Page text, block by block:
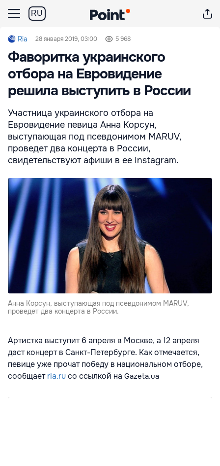
RU
Ria 28 января 2019, 03:00 5 968
Фаворитка украинского
отбора на Евровидение
решила выступить в России
Участница украинского отбора на
Евровидение певица Анна Корсун,
выступающая под псевдонимом MARUV,
проведет два концерта в России,
свидетельствуют афиши в ее Instagram.
Анна Корсун, выступающая под псевдонимом MARUV,
проведет два концерта в России.
Артистка выступит 6 апреля в Москве, а 12 апреля
даст концерт в Санкт-Петербурге. Как отмечается,
певице уже прочат победу в национальном отборе,
сообщаетria.ruсо ссылкой на Gazeta.ua